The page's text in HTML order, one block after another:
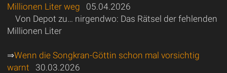
Millionen Liter weg 05.04.2026
Von Depot zu… nirgendwo: Das Rätsel der fehlenden
Millionen Liter
⇒Wenn die Songkran-Göttin schon mal vorsichtig
warnt 30.03.2026